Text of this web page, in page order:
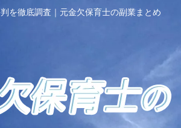
を徹底調査｜元金欠保育士の副業まとめ